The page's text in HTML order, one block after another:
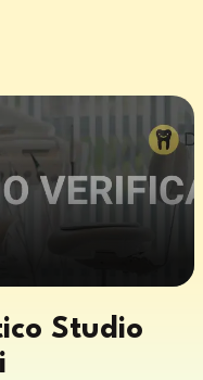
Studio